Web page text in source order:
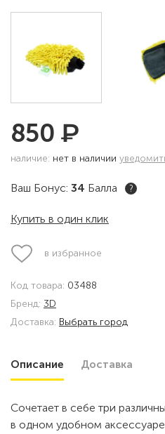
850 ₽
наличие: нет в наличии
Ваш Бонус: 34 Балла ?
Купить в один клик
в избранное
Код товара: 03488
Бренд: 3D
Доставка: Выбрать город
Описание Доставка
Сочетает в себе три
в одном удобном